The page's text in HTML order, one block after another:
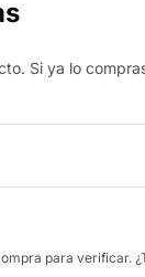
Si ya lo
para verificar.